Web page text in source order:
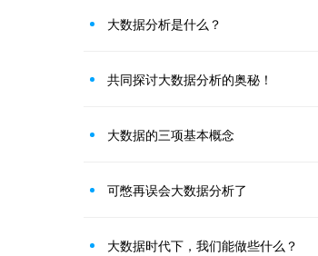
大数据分析是什么？
共同探讨大数据分析的奥秘！
大数据的三项基本概念
可憋再误会大数据分析了
大数据时代下，我们能做些什么？